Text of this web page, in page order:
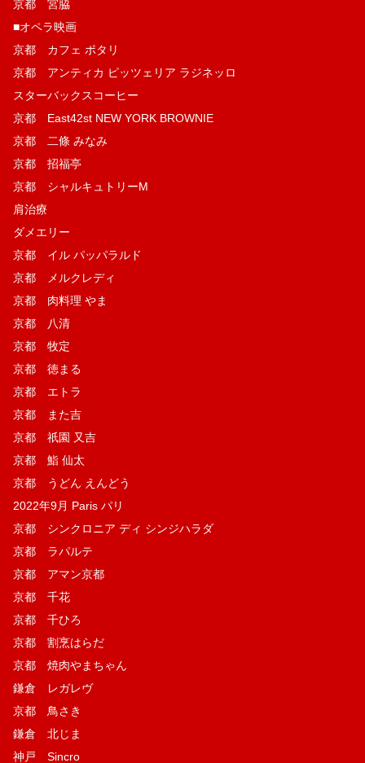
京都 宮脇
■オペラ映画
京都 カフェ ポタリ
京都 アンティカ ピッツェリア ラジネッロ
スターバックスコーヒー
京都 East42st NEW YORK BROWNIE
京都 二條 みなみ
京都 招福亭
京都 シャルキュトリーM
肩治療
ダメエリー
京都 イル パッパラルド
京都 メルクレディ
京都 肉料理 やま
京都 八清
京都 牧定
京都 徳まる
京都 エトラ
京都 また吉
京都 祇園 又吉
京都 鮨 仙太
京都 うどん えんどう
2022年9月 Paris パリ
京都 シンクロニア ディ シンジハラダ
京都 ラパルテ
京都 アマン京都
京都 千花
京都 千ひろ
京都 割烹はらだ
京都 焼肉やまちゃん
鎌倉 レガレヴ
京都 鳥さき
鎌倉 北じま
神戸 Sincro